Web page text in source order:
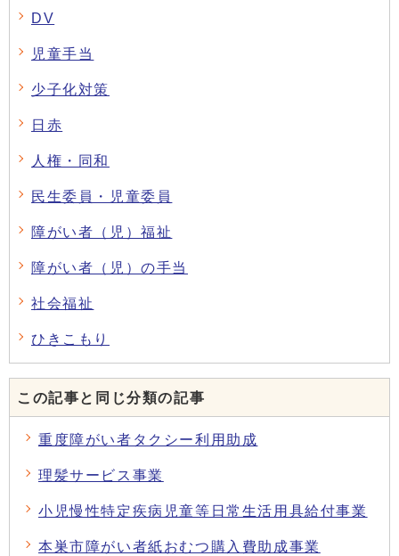
DV
児童手当
少子化対策
日赤
人権・同和
民生委員・児童委員
障がい者（児）福祉
障がい者（児）の手当
社会福祉
ひきこもり
この記事と同じ分類の記事
重度障がい者タクシー利用助成
理髪サービス事業
小児慢性特定疾病児童等日常生活用具給付事業
本巣市障がい者紙おむつ購入費助成事業